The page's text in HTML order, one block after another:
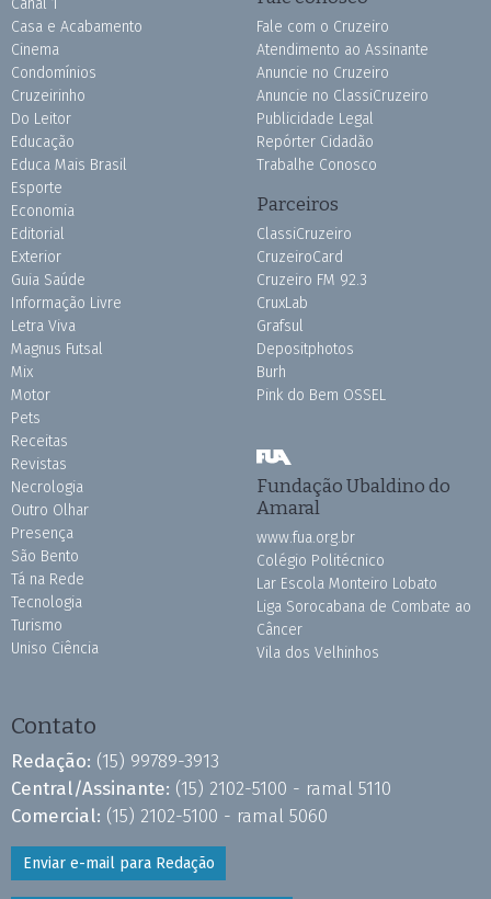
Casa e Acabamento
Cinema
Condomínios
Cruzeirinho
Do Leitor
Educação
Educa Mais Brasil
Esporte
Economia
Editorial
Exterior
Guia Saúde
Informação Livre
Letra Viva
Magnus Futsal
Mix
Motor
Pets
Receitas
Revistas
Necrologia
Outro Olhar
Presença
São Bento
Tá na Rede
Tecnologia
Turismo
Uniso Ciência
Fale com o Cruzeiro
Atendimento ao Assinante
Anuncie no Cruzeiro
Anuncie no ClassiCruzeiro
Publicidade Legal
Repórter Cidadão
Trabalhe Conosco
Parceiros
ClassiCruzeiro
CruzeiroCard
Cruzeiro FM 92.3
CruxLab
Grafsul
Depositphotos
Burh
Pink do Bem OSSEL
Fundação Ubaldino do
Amaral
www.fua.org.br
Colégio Politécnico
Lar Escola Monteiro Lobato
Liga Sorocabana de Combate ao
Câncer
Vila dos Velhinhos
Contato
Redação: (15) 99789-3913
Central/Assinante: (15) 2102-5100 - ramal 5110
Comercial: (15) 2102-5100 - ramal 5060
Enviar e-mail para Redação